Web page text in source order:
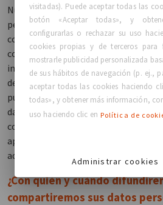
Nuestro interés legítimo: Podemos
personales basándonos en
comunicarnos con usted y gestionar
con usted relativas a nuestros
investigación científica y
de los demás derechos que se
puede tener derecho a oponerse a
datos personales. Puede registrar su
comunicándose con nosotros de la
apartado «cómo ponerse en contacto
adelante.
¿Con quién y cuándo
compartiremos sus datos
visitadas). Puede aceptar todas las
botón «Aceptar todas», y
configurarlas o rechazar su uso
cookies propias y de terceros para
mostrarle publicidad personalizada
de sus hábitos de navegación (p. ej.,
aceptar todas las cookies haciendo
todas», y obtener más información,
uso haciendo clic en Política de
Administrar cookies